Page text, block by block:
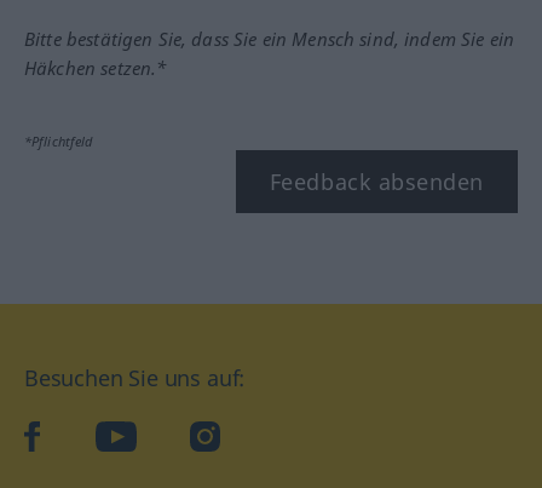
Bitte bestätigen Sie, dass Sie ein Mensch sind, indem Sie ein
Häkchen setzen.*
*Pflichtfeld
Feedback absenden
Besuchen Sie uns auf:
facebookYouTube Instagram